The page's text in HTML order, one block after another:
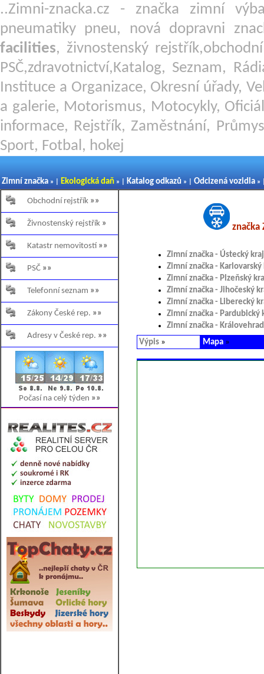
..Zimni-znacka.cz - značka zimní
pneumatiky pneu, nová dopravni
facilities, živnostenský
PSČ,zdravotnictví,Katalog, Seznam,
Instituce a Organizace, Okresní úřady,
a galerie, Motorismus, Motocykly,
informace, Rejstřík, Zaměstnání,
Sport, Fotbal, hokej
Zimní značka » | Ekologická daň » | Katalog odkazů » | Odcizená vozidla »
Obchodní rejstřík »»
Živnostenský rejstřík »
Katastr nemovitostí »»
PSČ »»
Telefonní seznam »»
Zákony České rep. »»
Adresy v České rep. »»
Počasí na celý týden »»
značka
Zimní značka - Ústecký kraj
Zimní značka - Karlovarský
Zimní značka - Plzeňský
Zimní značka - Jihočeský
Zimní značka - Liberecký
Zimní značka - Pardubický
Zimní značka -
Výpis » Mapa »